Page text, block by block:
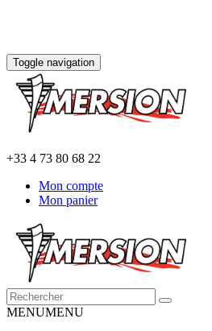
Toggle navigation
+33 4 73 80 68 22
Mon compte
Mon panier
MENUMENU